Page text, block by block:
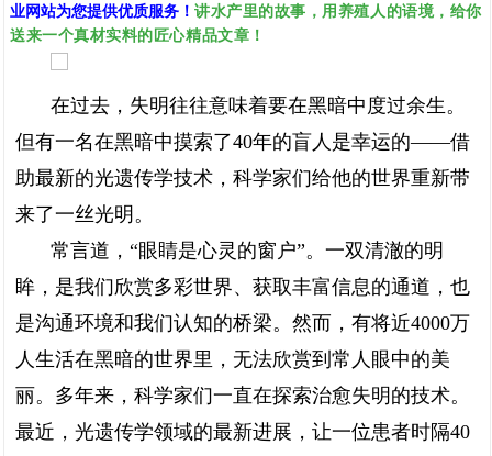
业网站为您提供优质服务！ 讲水产里的故事，用养殖人的语境，给你
送来一个真材实料的匠心精品文章！
在过去，失明往往意味着要在黑暗中度过余生。
但有一名在黑暗中摸索了40年的盲人是幸运的——借
助最新的光遗传学技术，科学家们给他的世界重新带
来了一丝光明。
常言道，“眼睛是心灵的窗户”。一双清澈的明
眸，是我们欣赏多彩世界、获取丰富信息的通道，也
是沟通环境和我们认知的桥梁。然而，有将近4000万
人生活在黑暗的世界里，无法欣赏到常人眼中的美
丽。多年来，科学家们一直在探索治愈失明的技术。
最近，光遗传学领域的最新进展，让一位患者时隔40